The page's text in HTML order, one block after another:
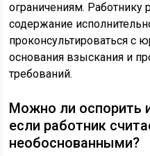
ограничениям. Работнику
содержание
проконсультироваться с
основания взыскания и
требований.
Можно ли оспорить
если работник
необоснованными?